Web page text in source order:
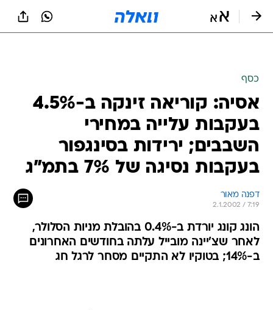
כסף
אסיה: קוריאה זינקה ב-4.5%
בעקבות עלייה במחירי
השבבים; ירידות בסינגפור
בעקבות נסיגה של 7% בתמ"ג
דפנה מאור
2.1.2002 / 7:19
הונג קונג יורדת ב-0.4% בהובלת מניות הסלולר,
לאחר שצ'יינה מובייל עלתה בחודשים האחרונים
ב-14%; בטוקיו לא התקיים מסחר לרגל חג